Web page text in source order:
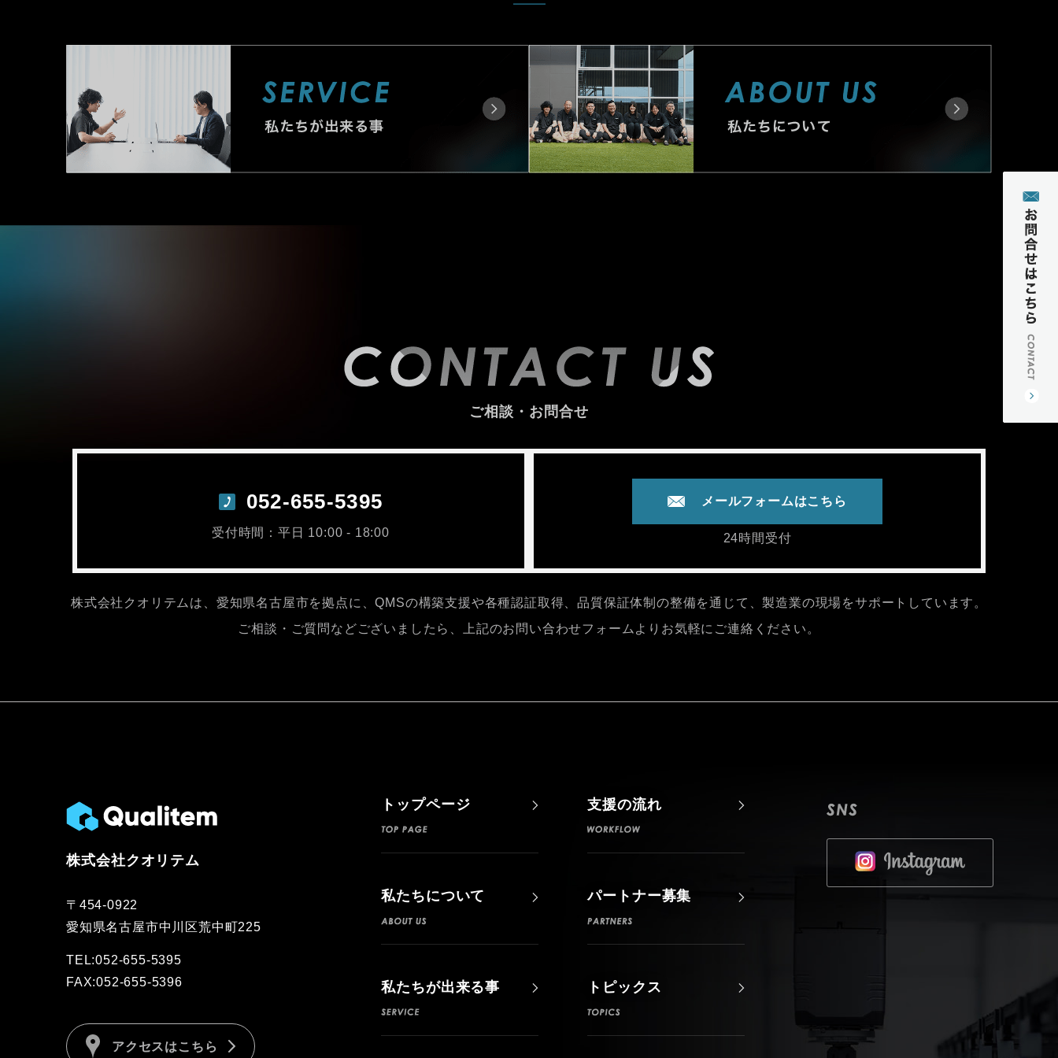
ご相談・お問合せ
052-655-5395
受付時間：平日 10:00 - 18:00
メールフォームはこちら
24時間受付
株式会社クオリテムは、愛知県名古屋市を拠点に、QMSの構築支援や各種認証取得、品質保証体制の整備を通じて、製造業の現場をサポートしています。
ご相談・ご質問などございましたら、上記のお問い合わせフォームよりお気軽にご連絡ください。
株式会社クオリテム
〒454-0922
愛知県名古屋市中川区荒中町225
TEL:052-655-5395
FAX:052-655-5396
アクセスはこちら
トップページ 支援の流れ
私たちについて パートナー募集
私たちが出来る事 トピックス